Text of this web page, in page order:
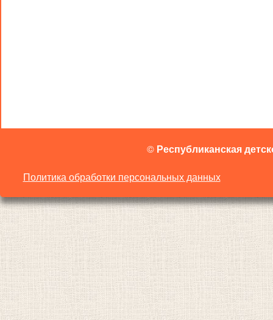
© Республиканская
Политика обработки персональных данных